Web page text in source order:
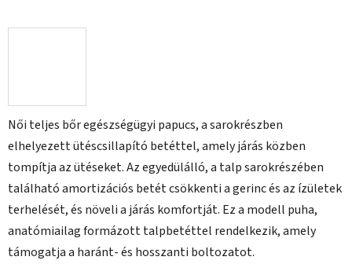
Női teljes bőr egészségügyi papucs, a sarokrészben
elhelyezett ütéscsillapító betéttel, amely járás közben
tompítja az ütéseket. Az egyedülálló, a talp sarokrészében
található amortizációs betét csökkenti a gerinc és az ízületek
terhelését, és növeli a járás komfortját. Ez a modell puha,
anatómiailag formázott talpbetéttel rendelkezik, amely
támogatja a haránt- és hosszanti boltozatot.